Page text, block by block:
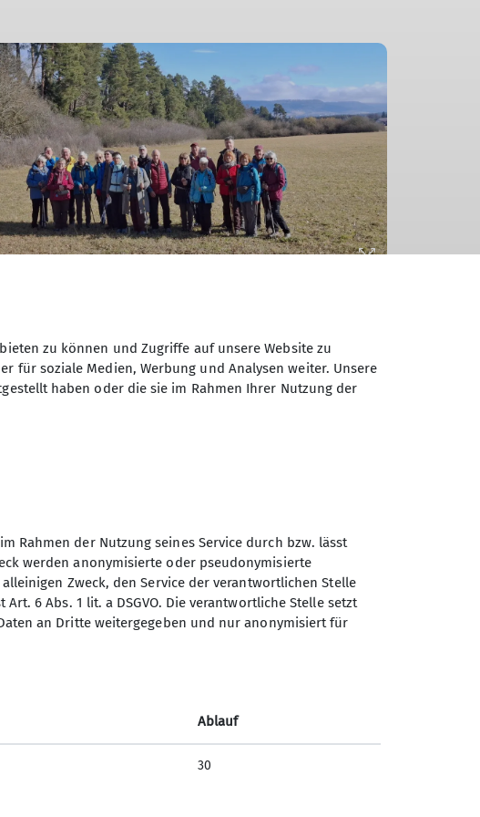
Sektion Ebingen des
Deutschen Alpenvereins e.V.
Schalksburgstr. 270
zu können und Zugriffe auf unsere Website zu
für soziale Medien, Werbung und Analysen weiter. Unsere
haben oder die sie im Rahmen Ihrer Nutzung der
Rahmen der Nutzung seines Service durch bzw. lässt
werden anonymisierte oder pseudonymisierte
Zweck, den Service der verantwortlichen Stelle
6 Abs. 1 lit. a DSGVO. Die verantwortliche Stelle setzt
an Dritte weitergegeben und nur anonymisiert für
Ablauf
30